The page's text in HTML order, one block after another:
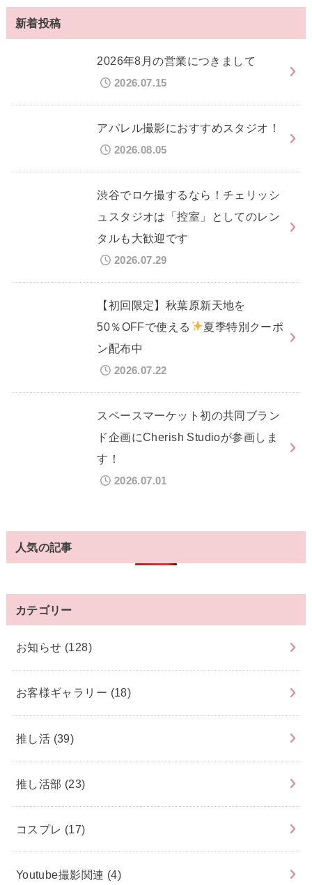
新着投稿
2026年8月の営業につきまして
2026.07.15
アパレル撮影におすすめスタジオ！
2026.08.05
渋谷でロケ撮するなら！チェリッシ
ュスタジオは「控室」としてのレン
タルも大歓迎です
2026.07.29
【初回限定】秋葉原新天地を
50％OFFで使える
夏季特別クーポ
ン配布中
2026.07.22
スペースマーケット初の共同ブラン
ド企画にCherish Studioが参画しま
す！
2026.07.01
人気の記事
カテゴリー
お知らせ (128)
お客様ギャラリー (18)
推し活 (39)
推し活部 (23)
コスプレ (17)
Youtube撮影関連 (4)